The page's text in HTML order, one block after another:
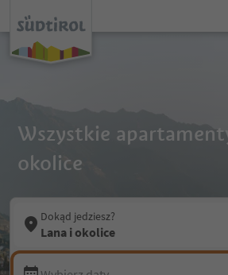
Wszystkie
okolice
Dokąd jedziesz?
Lana i okolice